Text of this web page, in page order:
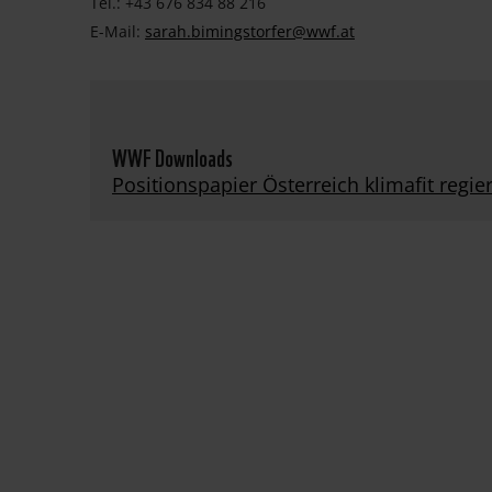
E-Mail: sarah.bimingstorfer@wwf.at
WWF Downloads
Positionspapier Österreich klimafit